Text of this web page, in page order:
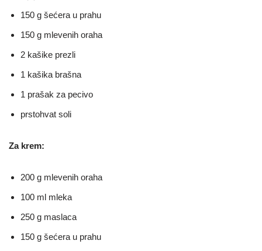
150 g šećera u prahu
150 g mlevenih oraha
2 kašike prezli
1 kašika brašna
1 prašak za pecivo
prstohvat soli
Za krem:
200 g mlevenih oraha
100 ml mleka
250 g maslaca
150 g šećera u prahu